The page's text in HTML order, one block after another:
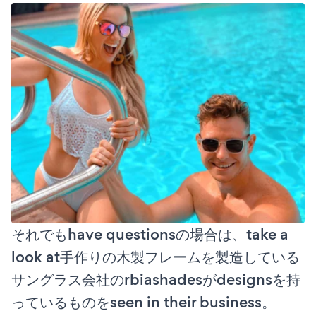
それでもhave questionsの場合は、take a
look at手作りの木製フレームを製造している
サングラス会社のrbiashadesがdesignsを持
っているものをseen in their business。